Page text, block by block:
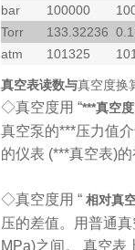
bar
100000
Torr
133.32236
atm
101325
真空表读数与真空度换
◇真空度用 “***真空
真空泵的***压力值
的仪表 (***真空表)
◇真空度用 “ 相对真
压的差值。用普通
MPa)之间。 真空表